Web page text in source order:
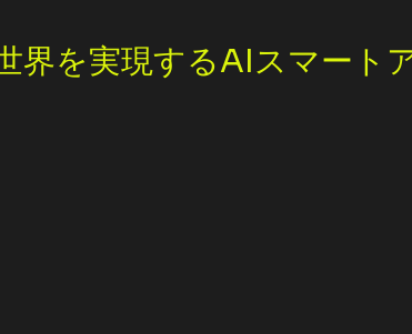
界を実現するAIスマート